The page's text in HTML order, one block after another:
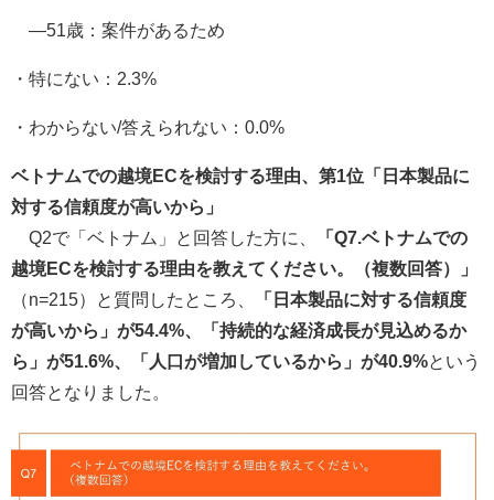
―51歳：案件があるため
・特にない：2.3%
・わからない/答えられない：0.0%
ベトナムでの越境ECを検討する理由、第1位「日本製品に
対する信頼度が高いから」
Q2で「ベトナム」と回答した方に、
「Q7.ベトナムでの
越境ECを検討する理由を教えてください。（複数回答）」
（n=215）と質問したところ、
「日本製品に対する信頼度
が高いから」が54.4%、「持続的な経済成長が見込めるか
ら」が51.6%、「人口が増加しているから」が40.9%という
回答となりました。